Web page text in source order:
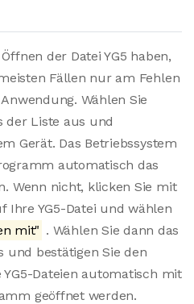
der Datei YG5 haben,
Fällen nur am Fehlen
Wählen Sie
der Liste aus und
Gerät. Das Betriebssystem
automatisch das
Wenn nicht, klicken Sie mit
Ihre YG5-Datei und wählen
mit" . Wählen Sie dann das
und bestätigen Sie den
Dateien automatisch mit
geöffnet werden.